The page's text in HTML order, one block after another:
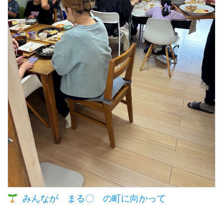
みんなが まる〇 の町に向かって